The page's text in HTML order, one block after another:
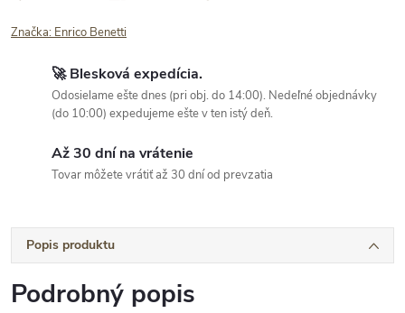
Značka: Enrico Benetti
🚀 Blesková expedícia.
Odosielame ešte dnes (pri obj. do 14:00). Nedeľné objednávky
(do 10:00) expedujeme ešte v ten istý deň.
Až 30 dní na vrátenie
Tovar môžete vrátiť až 30 dní od prevzatia
Popis produktu
Podrobný popis